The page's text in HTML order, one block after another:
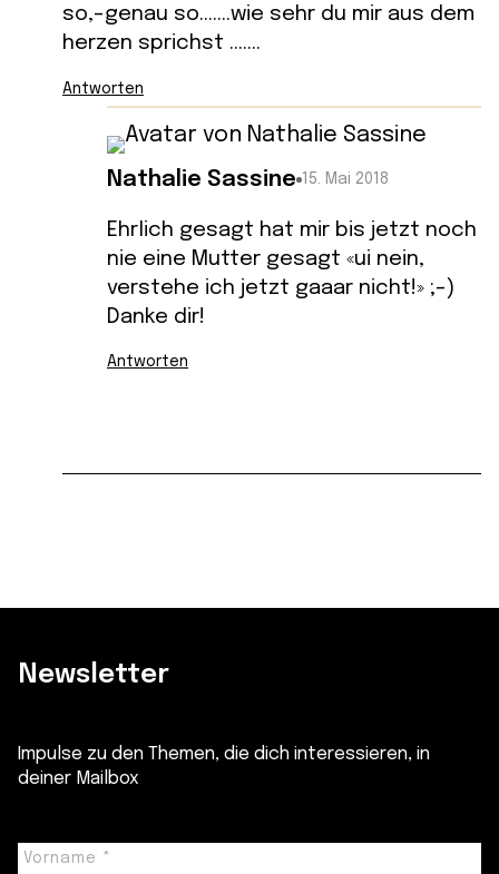
so,-genau so…….wie sehr du mir aus dem
herzen sprichst …….
Antworten
Nathalie Sassine 15. Mai 2018
Ehrlich gesagt hat mir bis jetzt noch
nie eine Mutter gesagt «ui nein,
verstehe ich jetzt gaaar nicht!» ;-)
Danke dir!
Antworten
Newsletter
Impulse zu den Themen, die dich interessieren, in
deiner Mailbox